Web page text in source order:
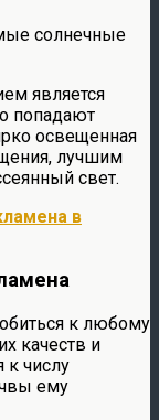
солнечные
является
попадают
освещенная
лучшим
свет.
в
к любому
качеств и
к числу
ему